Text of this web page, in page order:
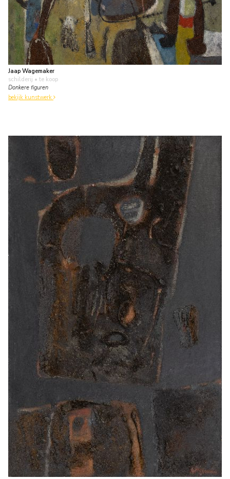
Jaap Wagemaker
schilderij • te koop
Donkere figuren
bekijk kunstwerk